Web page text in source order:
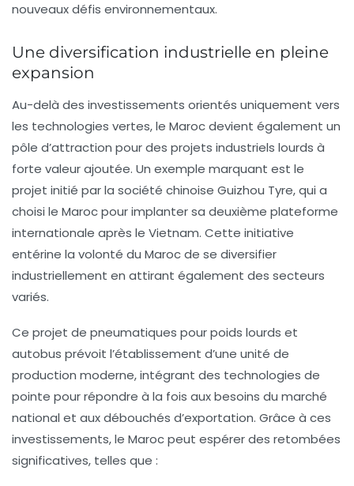
nouveaux défis environnementaux.
Une diversification industrielle en pleine
expansion
Au-delà des investissements orientés uniquement vers
les technologies vertes, le Maroc devient également un
pôle d’attraction pour des projets industriels lourds à
forte valeur ajoutée. Un exemple marquant est le
projet initié par la société chinoise Guizhou Tyre, qui a
choisi le Maroc pour implanter sa deuxième plateforme
internationale après le Vietnam. Cette initiative
entérine la volonté du Maroc de se diversifier
industriellement en attirant également des secteurs
variés.
Ce projet de pneumatiques pour poids lourds et
autobus prévoit l’établissement d’une unité de
production moderne, intégrant des technologies de
pointe pour répondre à la fois aux besoins du marché
national et aux débouchés d’exportation. Grâce à ces
investissements, le Maroc peut espérer des retombées
significatives, telles que :